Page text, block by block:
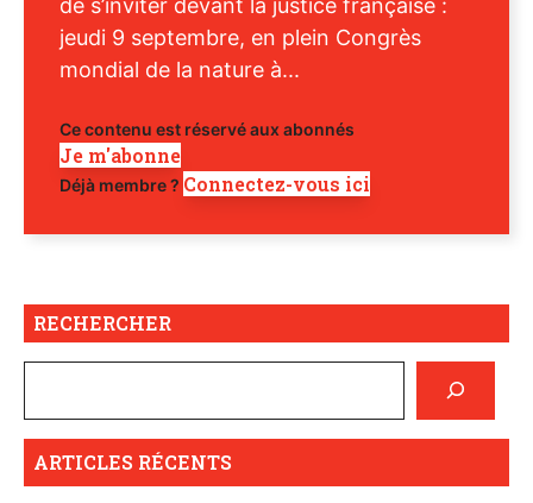
jeudi 9 septembre, en plein Congrès
mondial de la nature à...
Ce contenu est réservé aux abonnés
Je m'abonne
Déjà membre ? Connectez-vous ici
RECHERCHER
ARTICLES RÉCENTS